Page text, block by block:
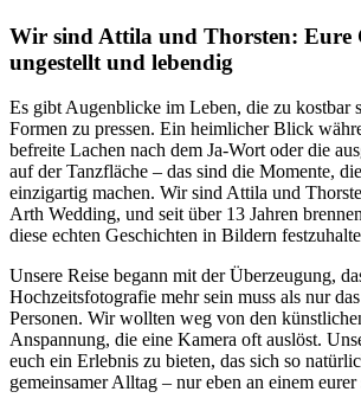
Wir sind Attila und Thorsten: Eure
ungestellt und lebendig
Es gibt Augenblicke im Leben, die zu kostbar
Formen zu pressen. Ein heimlicher Blick
befreite Lachen nach dem Ja-Wort oder die
auf der Tanzfläche – das sind die Momente,
einzigartig machen. Wir sind Attila und
Arth Wedding, und seit über 13 Jahren
diese echten Geschichten in Bildern
Unsere Reise begann mit der Überzeugung,
Hochzeitsfotografie mehr sein muss als nur
Personen. Wir wollten weg von den
Anspannung, die eine Kamera oft auslöst.
euch ein Erlebnis zu bieten, das sich so
gemeinsamer Alltag – nur eben an einem eurer